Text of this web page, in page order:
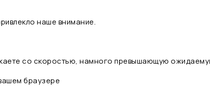
наше внимание.
со скоростью, намного превышающую
браузере